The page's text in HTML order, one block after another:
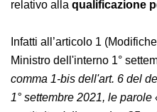
dell’Interno 1 settembre
Infatti all’articolo 1
Ministro dell'interno 1°
comma 1-bis dell'art. 6